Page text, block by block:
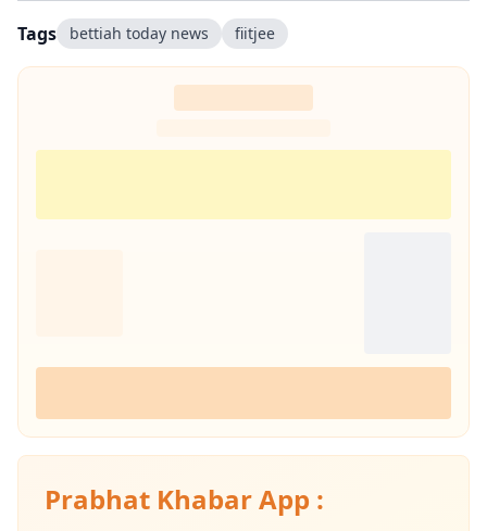
Tags bettiah today news fiitjee
Prabhat Khabar App :